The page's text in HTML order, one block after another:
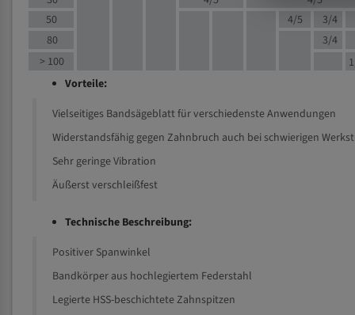
50
4/5 3/4
80
3/4
> 100
Vorteile:
Vielseitiges Bandsägeblatt für verschiedenste Anwendungen
Widerstandsfähig gegen Zahnbruch auch bei schwierigen
Sehr geringe Vibration
Äußerst verschleißfest
Technische Beschreibung:
Positiver Spanwinkel
Bandkörper aus hochlegiertem Federstahl
Legierte HSS-beschichtete Zahnspitzen